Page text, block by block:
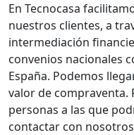
En Tecnocasa
nuestros clientes, a
intermediación
convenios nacionales
España. Podemos
valor de compraventa.
personas a las que
contactar con